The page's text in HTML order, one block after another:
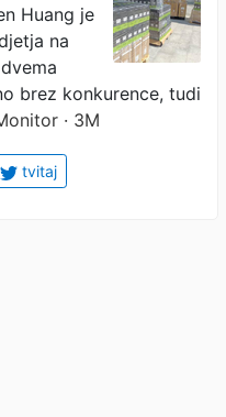
Huang je
na
brez konkurence, tudi
· 3M
tvitaj